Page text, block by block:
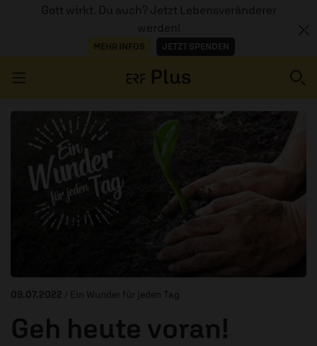
Gott wirkt. Du auch? Jetzt Lebensveränderer
werden!
MEHR INFOS JETZT SPENDEN
ERZÄHL MAL
AUDIOTHEK
PROGRAMM
09.07.2022 / Ein Wunder für jeden Tag
Geh heute voran!